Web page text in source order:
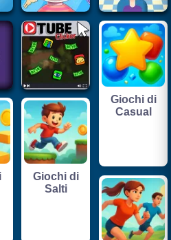
Giochi di
Casual
Giochi di
Salti